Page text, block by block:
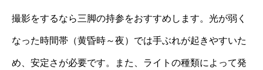
撮影をするなら三脚の持参をおすすめします。光が弱く
なった時間帯（黄昏時～夜）では手ぶれが起きやすいた
め、安定さが必要です。また、ライトの種類によって発